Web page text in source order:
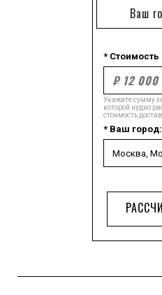
Ваш
* Стоимость
Укажите сумму
которой нудно
стоимость
* Ваш город: